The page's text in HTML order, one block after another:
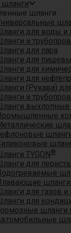
для воды и
и
для пара
для
для
для
(Рукава)
и
выхлопные
TYGON®
для
для газов и
для
шланги